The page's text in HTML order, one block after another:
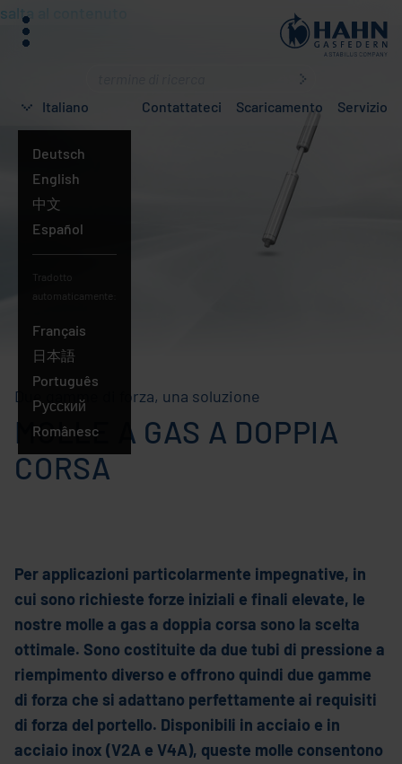
salta al contenuto
menu
Italiano
Deutsch
English
中文
Español
Tradotto
automaticamente:
Français
Italiano
日本語
Português
Русский
Românesc
Contattateci Scaricamento Servizio
Due gamme di forza, una soluzione
MOLLE A GAS A DOPPIA
CORSA
Per applicazioni particolarmente impegnative, in
cui sono richieste forze iniziali e finali elevate, le
nostre molle a gas a doppia corsa sono la scelta
ottimale. Sono costituite da due tubi di pressione a
riempimento diverso e offrono quindi due gamme
di forza che si adattano perfettamente ai requisiti
di forza del portello. Disponibili in acciaio e in
acciaio inox (V2A e V4A), queste molle consentono
state
cercando?